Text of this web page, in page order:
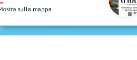
Mostra sulla mappa